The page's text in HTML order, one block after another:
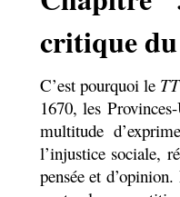
critique
C’est pourquoi le
1670, les
multitude
l’injustice sociale,
pensée et